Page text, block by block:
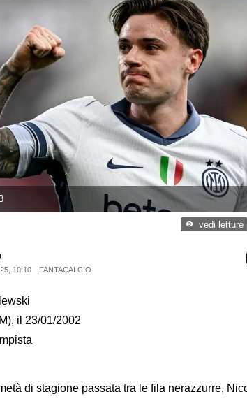
vedi letture
10:10 FANTACALCIO
il 23/01/2002
di stagione passata tra le fila nerazzurre,